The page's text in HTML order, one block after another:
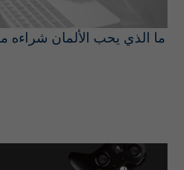
ما الذي يحب الألمان شراءه